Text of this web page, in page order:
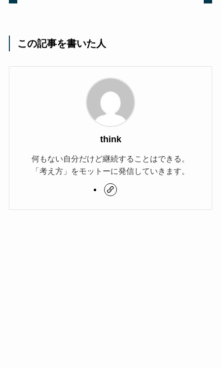
この記事を書いた人
think
何もない自分だけど継続することはできる。
「考え方」をモットーに発信していきます。